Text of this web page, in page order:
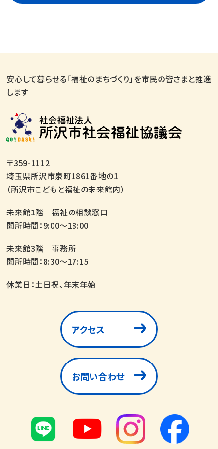
安心して暮らせる「福祉のまちづくり」を市民の皆さまと推進
します
〒359-1112
埼玉県所沢市泉町1861番地の1
（所沢市こどもと福祉の未来館内）
未来館1階 福祉の相談窓口
開所時間：9:00～18:00
未来館3階 事務所
開所時間：8:30～17:15
休業日：土日祝、年末年始
アクセス
お問い合わせ